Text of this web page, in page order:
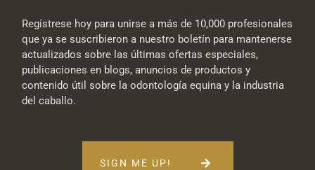
Regístrese hoy para unirse a más de 10,000 profesionales
que ya se suscribieron a nuestro boletín para mantenerse
actualizados sobre las últimas ofertas especiales,
publicaciones en blogs, anuncios de productos y
contenido útil sobre la odontología equina y la industria
del caballo.
SIGN ME UP!